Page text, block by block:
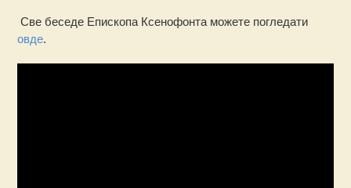
Све беседе Епископа Ксенофонта можете погледати
овде.